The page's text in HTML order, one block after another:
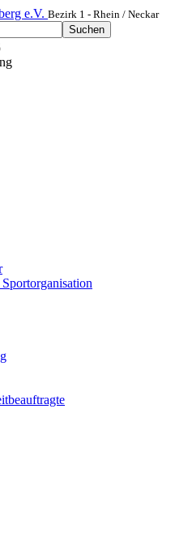
e.V. Bezirk 1 - Rhein / Neckar
Suchen